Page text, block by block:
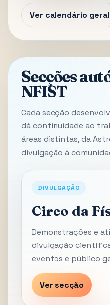
Ver calendário geral
Secções
NFIST
Cada secção
dá continuidade ao
áreas distintas, da
divulgação à
DIVULGAÇÃO
Circo da
Demonstrações e
divulgação
eventos e público
Ver secção